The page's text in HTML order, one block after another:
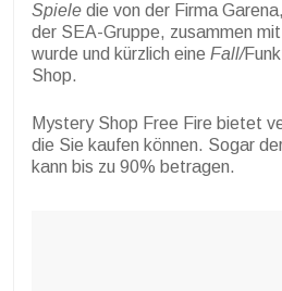
Spiele die von der Firma
der SEA-Gruppe, zusammen
wurde und kürzlich eine Fall/
Shop.
Mystery Shop Free Fire bietet
die Sie kaufen können. Sogar
kann bis zu 90% betragen.